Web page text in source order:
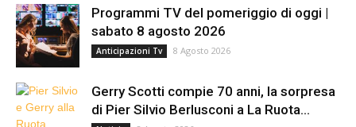
Programmi TV del pomeriggio di oggi |
sabato 8 agosto 2026
Anticipazioni Tv 8 Agosto 2026
Gerry Scotti compie 70 anni, la sorpresa
di Pier Silvio Berlusconi a La Ruota...